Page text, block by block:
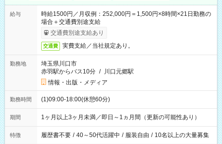
給与
時給1500円／月収例：252,000円＝1,500円×8時間×21日勤務の
場合＋交通費別途支給
交通費別途支給あり
交通費 実費支給／当社規定あり。
勤務地
埼玉県川口市
赤羽駅からバス10分 / 川口元郷駅
情報・出版・メディア
勤務時間 (1)09:00-18:00(休憩60分)
期間 1ヶ月以上3ヶ月未満／即日～1ヵ月間（更新の可能性あり）
特徴 履歴書不要 / 40～50代活躍中 / 服装自由 / 10名以上の大量募集